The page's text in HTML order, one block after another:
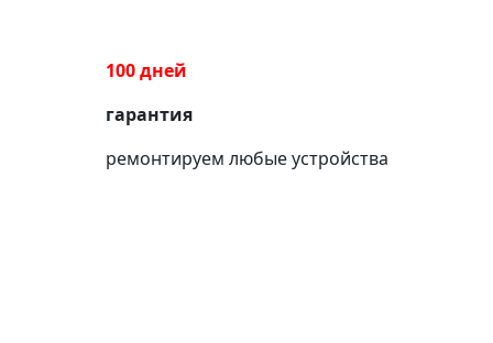
100 дней
гарантия
ремонтируем любые устройства